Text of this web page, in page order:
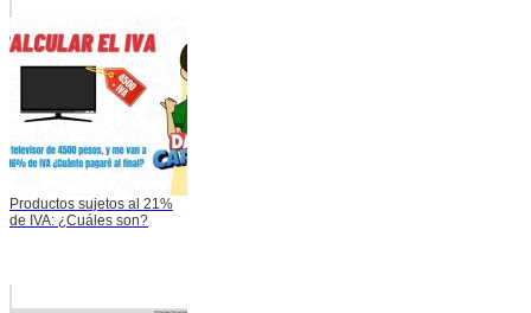
Productos sujetos al 21%
de IVA: ¿Cuáles son?